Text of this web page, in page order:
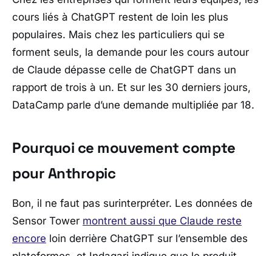
cours liés à ChatGPT restent de loin les plus
populaires. Mais chez les particuliers qui se
forment seuls, la demande pour les cours autour
de Claude dépasse celle de ChatGPT dans un
rapport de trois à un. Et sur les 30 derniers jours,
DataCamp parle d’une demande multipliée par 18.
Pourquoi ce mouvement compte
pour Anthropic
Bon, il ne faut pas surinterpréter. Les données de
Sensor Tower montrent aussi que Claude reste
encore loin derrière ChatGPT sur l’ensemble des